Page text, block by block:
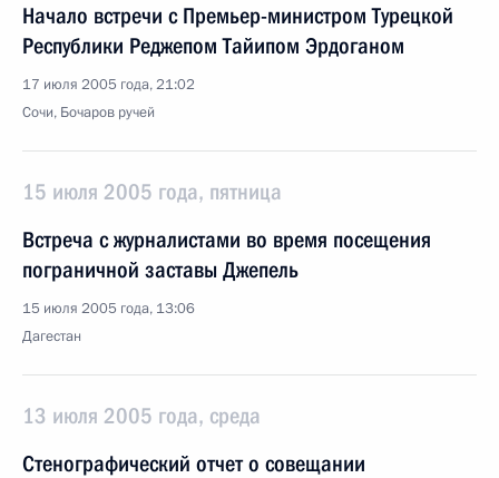
Начало встречи с Премьер-министром Турецкой
Республики Реджепом Тайипом Эрдоганом
17 июля 2005 года, 21:02
Сочи, Бочаров ручей
15 июля 2005 года, пятница
Встреча с журналистами во время посещения
пограничной заставы Джепель
15 июля 2005 года, 13:06
Дагестан
13 июля 2005 года, среда
Стенографический отчет о совещании